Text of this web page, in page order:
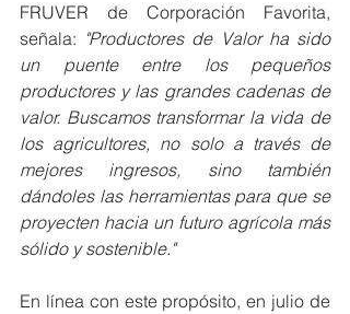
FRUVER de Corporación Favorita,
señala: "Productores de Valor ha sido
un puente entre los pequeños
productores y las grandes cadenas de
valor. Buscamos transformar la vida de
los agricultores, no solo a través de
mejores ingresos, sino también
dándoles las herramientas para que se
proyecten hacia un futuro agrícola más
sólido y sostenible."
En línea con este propósito, en julio de